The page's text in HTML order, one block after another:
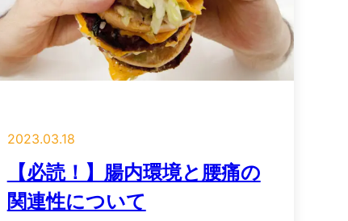
2023.03.18
【必読！】腸内環境と腰痛の
関連性について